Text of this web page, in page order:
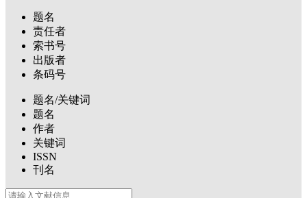
题名
责任者
索书号
出版者
条码号
题名/关键词
题名
作者
关键词
ISSN
刊名